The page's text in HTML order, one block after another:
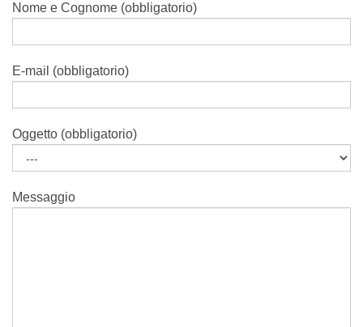
Nome e Cognome (obbligatorio)
E-mail (obbligatorio)
Oggetto (obbligatorio)
Messaggio